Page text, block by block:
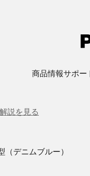
商品情報サポー
解説を見る
デニムブルー）